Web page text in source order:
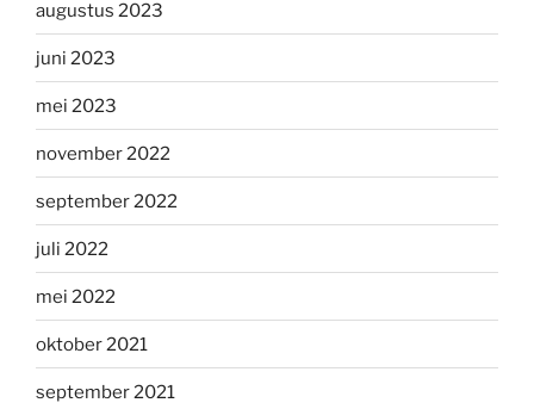
augustus 2023
juni 2023
mei 2023
november 2022
september 2022
juli 2022
mei 2022
oktober 2021
september 2021